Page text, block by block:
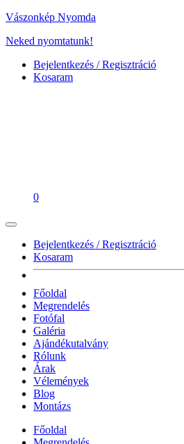
Vászonkép Nyomda
Neked nyomtatunk!
Bejelentkezés / Regisztráció
Kosaram
0
Bejelentkezés / Regisztráció
Kosaram
Főoldal
Megrendelés
Fotófal
Galéria
Ajándékutalvány
Rólunk
Árak
Vélemények
Blog
Montázs
Főoldal